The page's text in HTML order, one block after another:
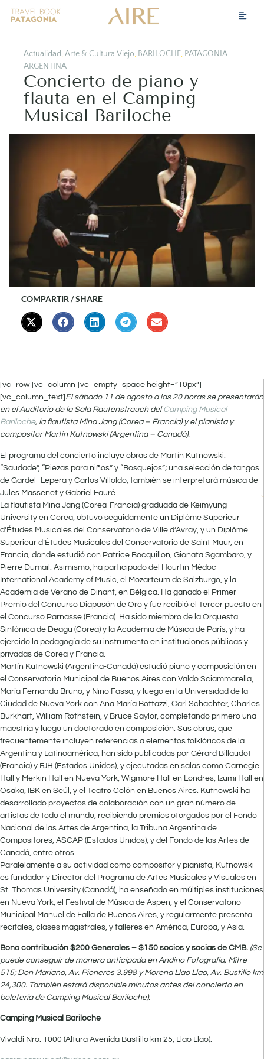
Actualidad,Arte & Cultura Viejo, BARILOCHE, PATAGONIA
ARGENTINA
Concierto de piano y
flauta en el Camping
Musical Bariloche
COMPARTIR / SHARE
[vc_row][vc_column][vc_empty_space height=”10px”]
[vc_column_text] El sábado 11 de agosto a las 20 horas se presentarán
en el Auditorio de la Sala Rautenstrauch del Camping Musical
Bariloche, la flautista Mina Jang (Corea – Francia) y el pianista y
compositor Martín Kutnowski (Argentina – Canadá).
El programa del concierto incluye obras de Martín Kutnowski:
“Saudade”, “Piezas para niños” y “Bosquejos”; una selección de tangos
de Gardel- Lepera y Carlos Villoldo, también se interpretará música de
Jules Massenet y Gabriel Fauré.
La flautista Mina Jang (Corea-Francia) graduada de Keimyung
University en Corea, obtuvo seguidamente un Diplôme Superieur
d’Études Musicales del Conservatorio de Ville d’Avray, y un Diplôme
Superieur d’Études Musicales del Conservatorio de Saint Maur, en
Francia, donde estudió con Patrice Bocquillon, Gionata Sgambaro, y
Pierre Dumail. Asimismo, ha participado del Hourtin Médoc
International Academy of Music, el Mozarteum de Salzburgo, y la
Academia de Verano de Dinant, en Bélgica. Ha ganado el Primer
Premio del Concurso Diapasón de Oro y fue recibió el Tercer puesto en
el Concurso Parnasse (Francia). Ha sido miembro de la Orquesta
Sinfónica de Deagu (Corea) y la Academia de Música de París, y ha
ejercido la pedagogía de su instrumento en instituciones públicas y
privadas de Corea y Francia.
Martín Kutnowski (Argentina-Canadá) estudió piano y composición en
el Conservatorio Municipal de Buenos Aires con Valdo Sciammarella,
María Fernanda Bruno, y Nino Fassa, y luego en la Universidad de la
Ciudad de Nueva York con Ana María Bottazzi, Carl Schachter, Charles
Burkhart, William Rothstein, y Bruce Saylor, completando primero una
maestría y luego un doctorado en composición. Sus obras, que
frecuentemente incluyen referencias a elementos folklóricos de la
Argentina y Latinoamérica, han sido publicadas por Gérard Billaudot
(Francia) y FJH (Estados Unidos), y ejecutadas en salas como Carnegie
Hall y Merkin Hall en Nueva York, Wigmore Hall en Londres, Izumi Hall en
Osaka, IBK en Seúl, y el Teatro Colón en Buenos Aires. Kutnowski ha
desarrollado proyectos de colaboración con un gran número de
artistas de todo el mundo, recibiendo premios otorgados por el Fondo
Nacional de las Artes de Argentina, la Tribuna Argentina de
Compositores, ASCAP (Estados Unidos), y del Fondo de las Artes de
Canadá, entre otros.
Paralelamente a su actividad como compositor y pianista, Kutnowski
es fundador y Director del Programa de Artes Musicales y Visuales en
St. Thomas University (Canadá), ha enseñado en múltiples instituciones
en Nueva York, el Festival de Música de Aspen, y el Conservatorio
Municipal Manuel de Falla de Buenos Aires, y regularmente presenta
recitales, clases magistrales, y talleres en América, Europa, y Asia.
Bono contribución $200 Generales – $150 socios y socias de CMB. (Se
puede conseguir de manera anticipada en Andino Fotografía, Mitre
515; Don Mariano, Av. Pioneros 3.998 y Morena Llao Llao, Av. Bustillo km
24,300. También estará disponible minutos antes del concierto en
boletería de Camping Musical Bariloche).
Camping Musical Bariloche
Vivaldi Nro. 1000 (Altura Avenida Bustillo km 25, Llao Llao).